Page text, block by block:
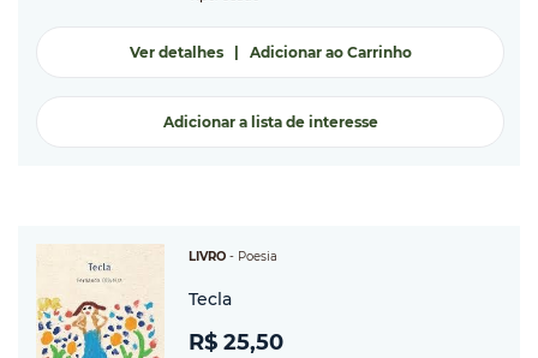
Ver detalhes| Adicionar ao Carrinho
Adicionar a lista de interesse
LIVRO - Poesia
Tecla
R$ 25,50